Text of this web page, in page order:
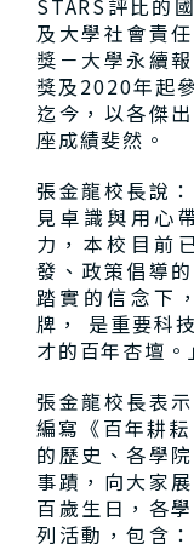
STARS評比的
及大學社會責
獎－大學永續
獎及2020年起
迄今，以各傑
座成績斐然。
張金龍校長說
見卓識與用心
力，本校目前
發、政策倡導
踏實的信念下
牌， 是重要科
才的百年杏壇。」
張金龍校長表
編寫《百年耕
的歷史、各學
事蹟，向大家
百歲生日，各
列活動，包含